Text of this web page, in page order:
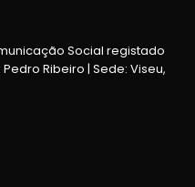
Social registado
Pedro Ribeiro | Sede: Viseu,